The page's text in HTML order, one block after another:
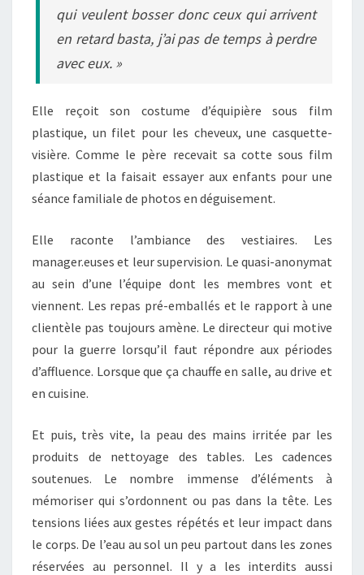
qui veulent bosser donc ceux qui arrivent
en retard basta, j’ai pas de temps à perdre
avec eux. »
Elle reçoit son costume d’équipière sous film
plastique, un filet pour les cheveux, une casquette-
visière. Comme le père recevait sa cotte sous film
plastique et la faisait essayer aux enfants pour une
séance familiale de photos en déguisement.
Elle raconte l’ambiance des vestiaires. Les
manager.euses et leur supervision. Le quasi-anonymat
au sein d’une l’équipe dont les membres vont et
viennent. Les repas pré-emballés et le rapport à une
clientèle pas toujours amène. Le directeur qui motive
pour la guerre lorsqu’il faut répondre aux périodes
d’affluence. Lorsque que ça chauffe en salle, au drive et
en cuisine.
Et puis, très vite, la peau des mains irritée par les
produits de nettoyage des tables. Les cadences
soutenues. Le nombre immense d’éléments à
mémoriser qui s’ordonnent ou pas dans la tête. Les
tensions liées aux gestes répétés et leur impact dans
le corps. De l’eau au sol un peu partout dans les zones
réservées au personnel. Il y a les interdits aussi